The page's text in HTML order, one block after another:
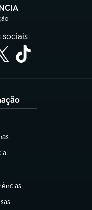
nova aba)
sociais
aba)
aba)